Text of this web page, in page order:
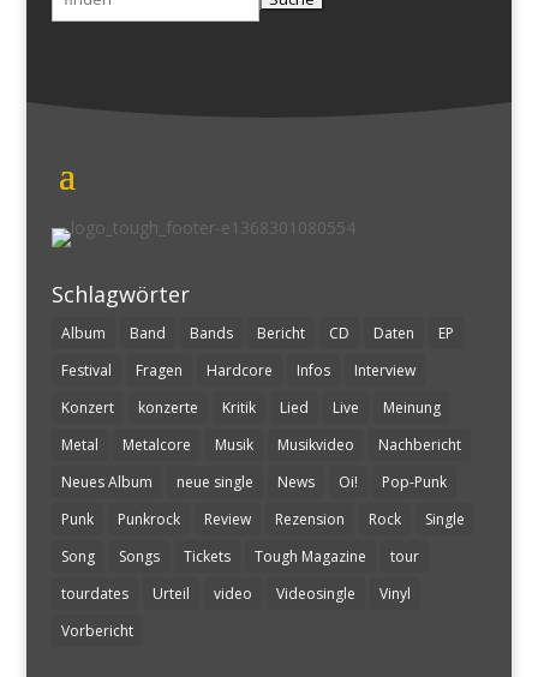
nach:
Schlagwörter
Album Band Bands Bericht CD Daten
EP
Festival
Fragen Hardcore Infos
Interview
Konzert
konzerte Kritik Lied Live
Meinung
Metal
Metalcore Musik Musikvideo
Nachbericht
Neues Album
neue single News Oi!
Pop-Punk
Punk
Punkrock Review Rezension Rock
Single
Song
Songs Tickets Tough Magazine
tour
tourdates
Urteil video Videosingle
Vinyl
Vorbericht